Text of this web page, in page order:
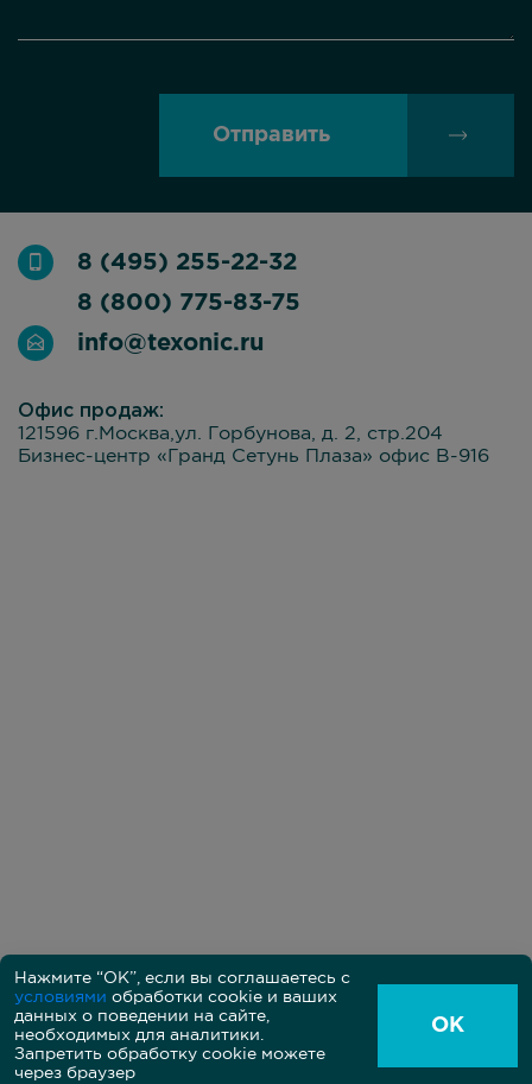
Отправить
8 (495) 255-22-32
8 (800) 775-83-75
info@texonic.ru
Офис продаж:
121596 г.Москва,ул. Горбунова, д. 2, стр.204
Бизнес-центр «Гранд Сетунь Плаза» офис В-916
Политика в области обработки персональных данных
Пользовательское соглашение между владельцем и
пользователем сайта
Согласие на обработку персональных данных на сайте
Нажмите “ОК”, если вы соглашаетесь с
условиями обработки cookie и ваших
данных о поведении на сайте,
необходимых для аналитики.
Запретить обработку cookie можете
через браузер
ОК